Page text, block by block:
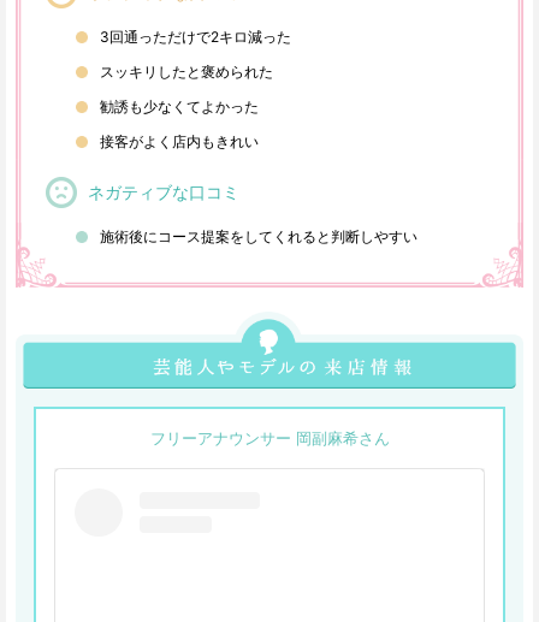
3回通っただけで2キロ減った
スッキリしたと褒められた
勧誘も少なくてよかった
接客がよく店内もきれい
ネガティブな口コミ
施術後にコース提案をしてくれると判断しやすい
フリーアナウンサー 岡副麻希さん